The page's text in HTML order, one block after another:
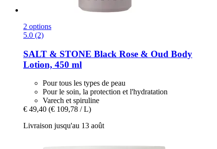
2 options
5.0 (2)
SALT & STONE Black Rose & Oud Body
Lotion, 450 ml
Pour tous les types de peau
Pour le soin, la protection et l'hydratation
Varech et spiruline
€ 49,40 (€ 109,78 / L)
Livraison jusqu'au 13 août